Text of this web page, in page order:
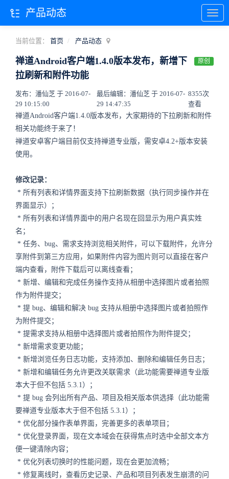
当前位置： 首页 产品动态
禅道Android客户端1.4.0版本发布，新增下
拉刷新和附件功能
原创
发布：潘仙芝 于 2016-07-
29 10:15:00
最后编辑：潘仙芝 于 2016-07-
29 14:47:35
8355次
查看
禅道Android客户端1.4.0版本发布，大家期待的下拉刷新和附件
相关功能终于来了！
禅道安卓客户端目前仅支持禅道专业版，需安卓4.2+版本安装
使用。
修改记录：
* 所有列表和详情界面支持下拉刷新数据（执行同步操作并在
界面显示）；
* 所有列表和详情界面中的用户名现在回显示为用户真实姓
名；
* 任务、bug、需求支持浏览相关附件，可以下载附件，允许分
享附件到第三方应用，如果附件内容为图片则可以直接在客户
端内查看，附件下载后可以离线查看；
* 新增、编辑和完成任务操作支持从相册中选择图片或者拍照
作为附件提交；
* 提 bug、编辑和解决 bug 支持从相册中选择图片或者拍照作
为附件提交；
* 提需求支持从相册中选择图片或者拍照作为附件提交；
* 新增需求变更功能；
* 新增浏览任务日志功能，支持添加、删除和编辑任务日志；
* 新增和编辑任务允许更改关联需求（此功能需要禅道专业版
本大于但不包括 5.3.1）；
* 提 bug 会列出所有产品、项目及相关版本供选择（此功能需
要禅道专业版本大于但不包括 5.3.1）；
* 优化部分操作表单界面，完善更多的表单项目；
* 优化登录界面，现在文本域会在获得焦点时选中全部文本方
便一键清除内容；
* 优化列表切换时的性能问题，现在会更加流畅；
* 修复离线时，查看历史记录、产品和项目列表发生崩溃的问
产品动态